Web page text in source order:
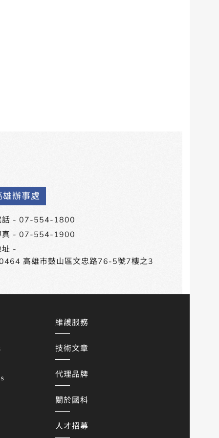
雄辦事處
話 - 07-554-1800
真 - 07-554-1900
址 -
高雄市鼓山區文忠路76-5號7樓之3
維護服務
技術文章
代理品牌
關於國科
人才招募